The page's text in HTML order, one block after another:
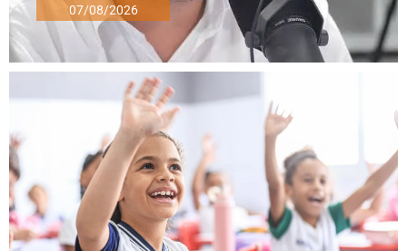
07/08/2026